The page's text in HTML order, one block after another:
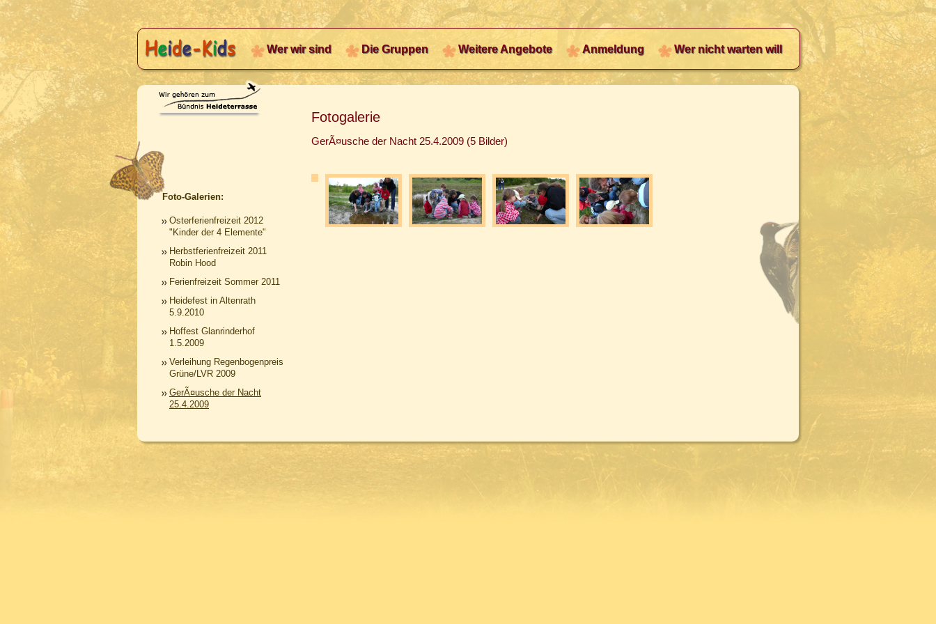
Wer wir sind Die Gruppen Weitere Angebote Anmeldung Wer nicht warten will
Foto-Galerien:
Osterferienfreizeit 2012
"Kinder der 4 Elemente"
Herbstferienfreizeit 2011
Robin Hood
Ferienfreizeit Sommer 2011
Heidefest in Altenrath
5.9.2010
Hoffest Glanrinderhof
1.5.2009
Verleihung Regenbogenpreis
Grüne/LVR 2009
GerÃ¤usche der Nacht
25.4.2009
Fotogalerie
GerÃ¤usche der Nacht 25.4.2009 (5 Bilder)